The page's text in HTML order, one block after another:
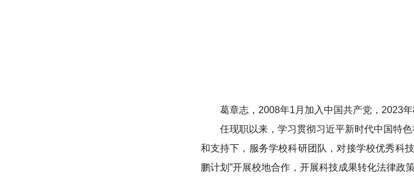
葛章志，2008年1月加入中国共产党，2023
任现职以来，学习贯彻习近平新时代中国特
和支持下，服务学校科研团队，对接学校优秀科
鹏计划”开展校地合作，开展科技成果转化法律政